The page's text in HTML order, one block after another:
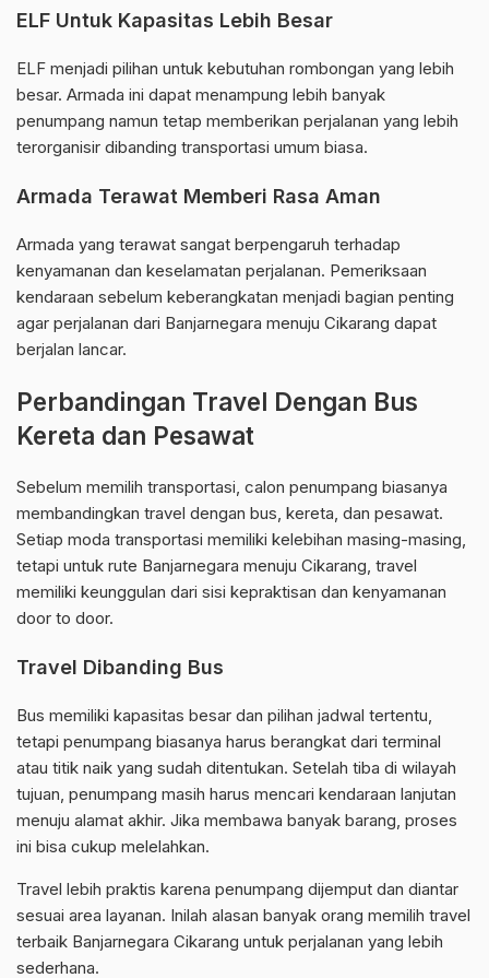
ELF Untuk Kapasitas Lebih Besar
ELF menjadi pilihan untuk kebutuhan rombongan yang lebih
besar. Armada ini dapat menampung lebih banyak
penumpang namun tetap memberikan perjalanan yang lebih
terorganisir dibanding transportasi umum biasa.
Armada Terawat Memberi Rasa Aman
Armada yang terawat sangat berpengaruh terhadap
kenyamanan dan keselamatan perjalanan. Pemeriksaan
kendaraan sebelum keberangkatan menjadi bagian penting
agar perjalanan dari Banjarnegara menuju Cikarang dapat
berjalan lancar.
Perbandingan Travel Dengan Bus
Kereta dan Pesawat
Sebelum memilih transportasi, calon penumpang biasanya
membandingkan travel dengan bus, kereta, dan pesawat.
Setiap moda transportasi memiliki kelebihan masing-masing,
tetapi untuk rute Banjarnegara menuju Cikarang, travel
memiliki keunggulan dari sisi kepraktisan dan kenyamanan
door to door.
Travel Dibanding Bus
Bus memiliki kapasitas besar dan pilihan jadwal tertentu,
tetapi penumpang biasanya harus berangkat dari terminal
atau titik naik yang sudah ditentukan. Setelah tiba di wilayah
tujuan, penumpang masih harus mencari kendaraan lanjutan
menuju alamat akhir. Jika membawa banyak barang, proses
ini bisa cukup melelahkan.
Travel lebih praktis karena penumpang dijemput dan diantar
sesuai area layanan. Inilah alasan banyak orang memilih travel
terbaik Banjarnegara Cikarang untuk perjalanan yang lebih
sederhana.